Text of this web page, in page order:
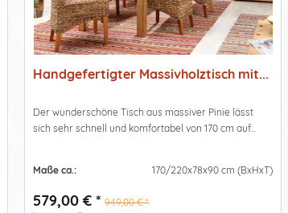
Handgefertigter Massivholztisch mit...
Der wunderschöne Tisch aus massiver Pinie lässt
sich sehr schnell und komfortabel von 170 cm auf...
Maße ca.: 170/220x78x90 cm (BxHxT)
579,00 € * 949,00 € *